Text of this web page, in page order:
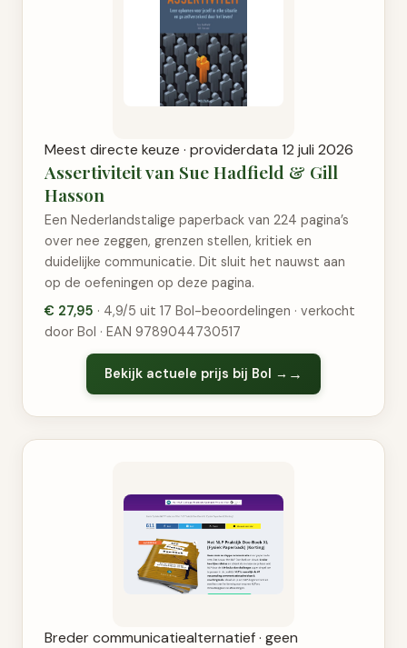
Meest directe keuze · providerdata 12 juli 2026
Assertiviteit van Sue Hadfield & Gill
Hasson
Een Nederlandstalige paperback van 224 pagina’s
over nee zeggen, grenzen stellen, kritiek en
duidelijke communicatie. Dit sluit het nauwst aan
op de oefeningen op deze pagina.
€ 27,95 · 4,9/5 uit 17 Bol-beoordelingen · verkocht
door Bol · EAN 9789044730517
Bekijk actuele prijs bij Bol →
Breder communicatiealternatief · geen